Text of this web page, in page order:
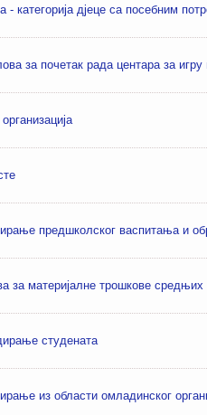
- категорија дјеце са посебним
за почетак рада центара за
предшколског васпитања и
за материјалне трошкове
студената
из области омладинског